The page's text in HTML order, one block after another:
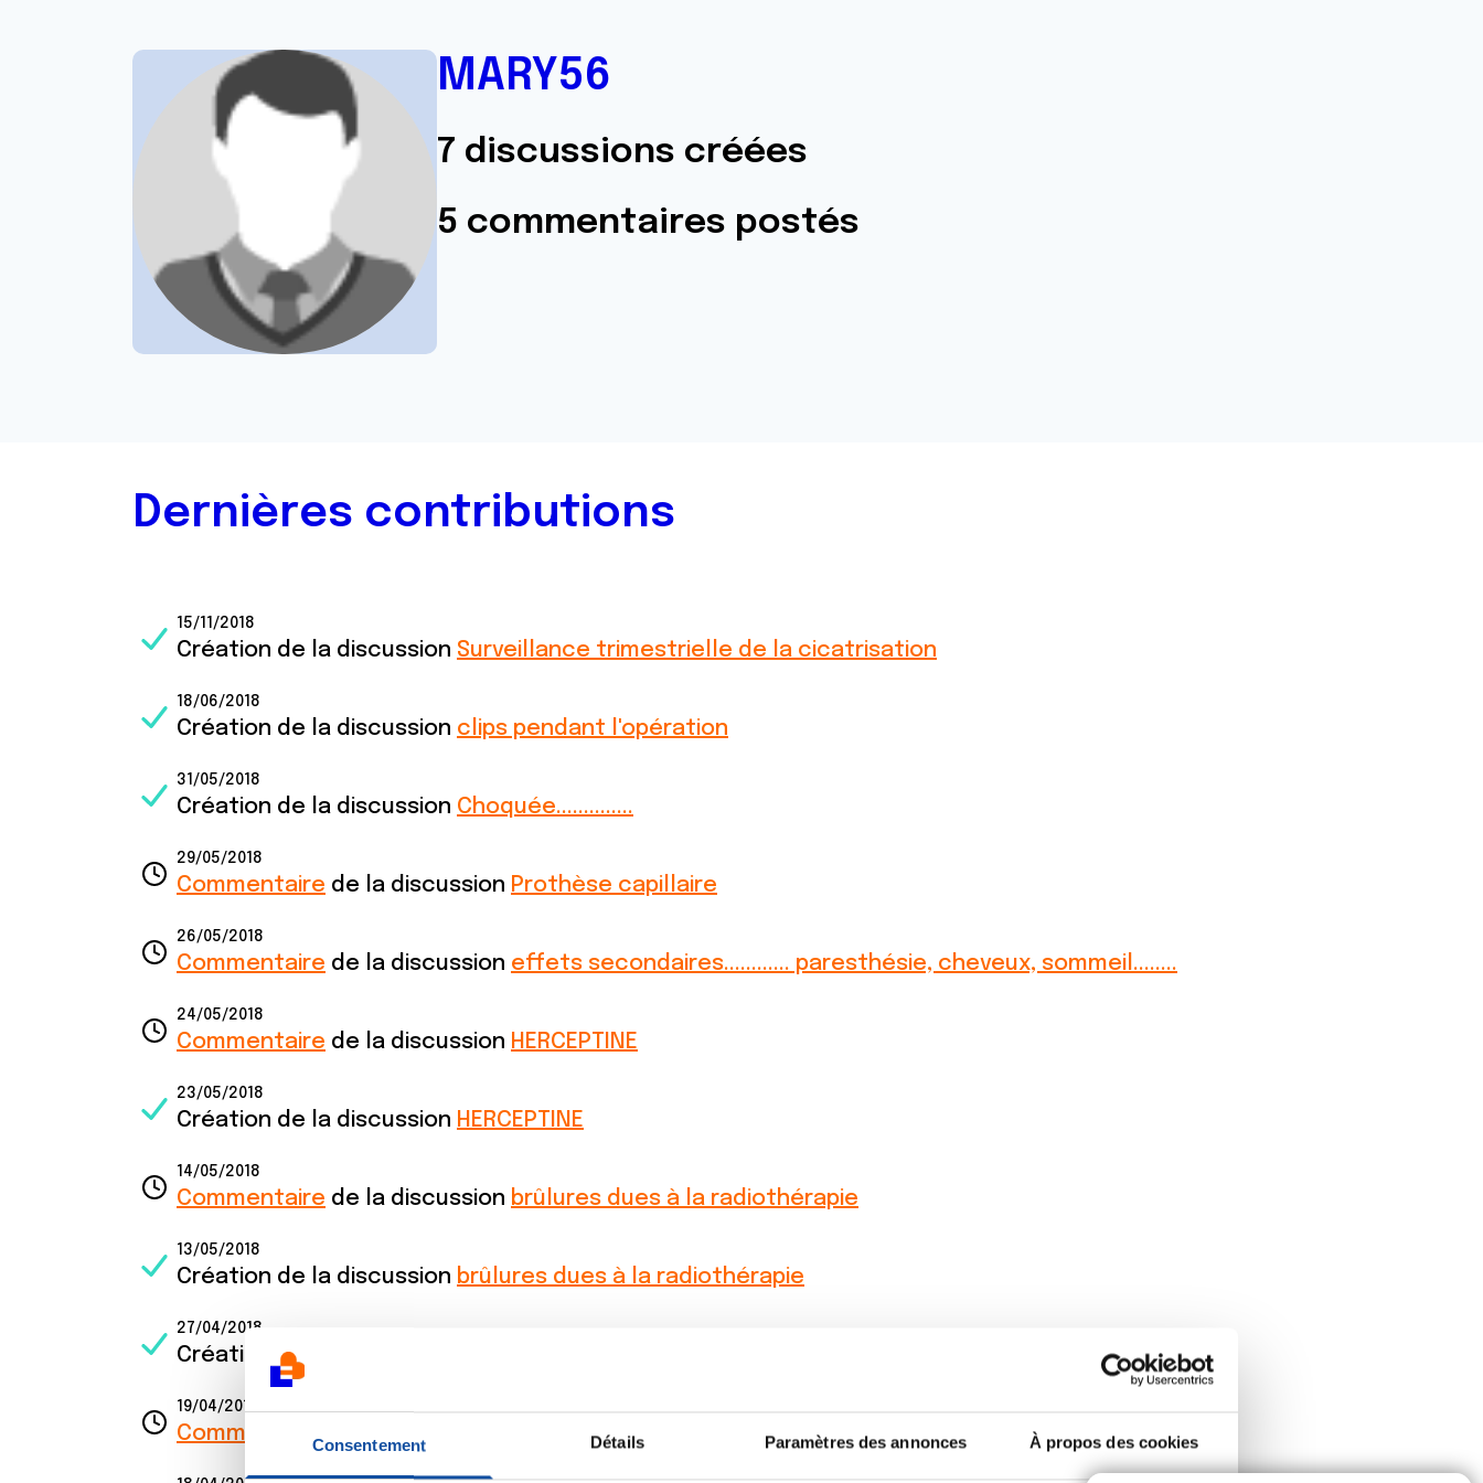
Consentement Détails Paramètres des annonces À propos des cookies
MARY56
7 discussions créées
5 commentaires postés
Dernières contributions
15/11/2018
Création de la discussion Surveillance trimestrielle de la cicatrisation
18/06/2018
Création de la discussion clips pendant l'opération
31/05/2018
Création de la discussion Choquée..............
29/05/2018
Commentaire de la discussion Prothèse capillaire
26/05/2018
Commentaire de la discussion effets secondaires............ paresthésie, cheveux, sommeil........
24/05/2018
Commentaire de la discussion HERCEPTINE
23/05/2018
Création de la discussion HERCEPTINE
14/05/2018
Commentaire de la discussion brûlures dues à la radiothérapie
13/05/2018
Création de la discussion brûlures dues à la radiothérapie
27/04/2018
Création de la discussion
19/04/2018
Commentaire COLORATION DES CHEVEUX